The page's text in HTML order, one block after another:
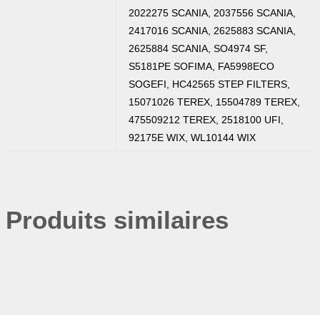
2022275 SCANIA, 2037556 SCANIA,
2417016 SCANIA, 2625883 SCANIA,
2625884 SCANIA, SO4974 SF,
S5181PE SOFIMA, FA5998ECO
SOGEFI, HC42565 STEP FILTERS,
15071026 TEREX, 15504789 TEREX,
475509212 TEREX, 2518100 UFI,
92175E WIX, WL10144 WIX
Produits similaires